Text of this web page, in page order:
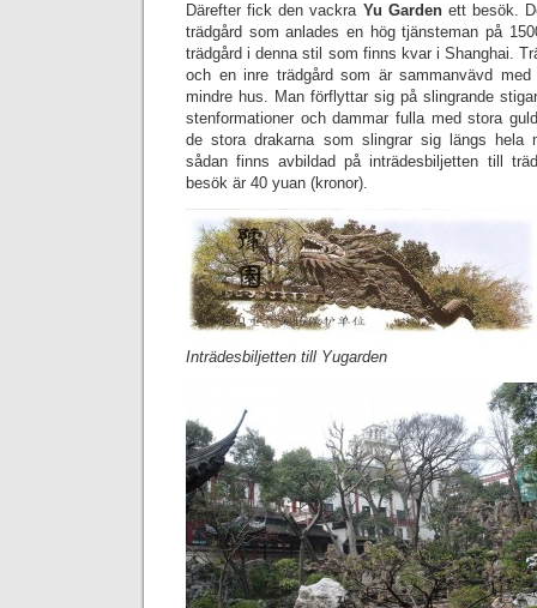
Därefter fick den vackra Yu Garden ett besök.
trädgård som anlades en hög tjänsteman på
trädgård i denna stil som finns kvar i Shanghai.
och en inre trädgård som är sammanvävd
mindre hus. Man förflyttar sig på slingrande
stenformationer och dammar fulla med stora
de stora drakarna som slingrar sig längs hela
sådan finns avbildad på inträdesbiljetten till
besök är 40 yuan (kronor).
Inträdesbiljetten till Yugarden